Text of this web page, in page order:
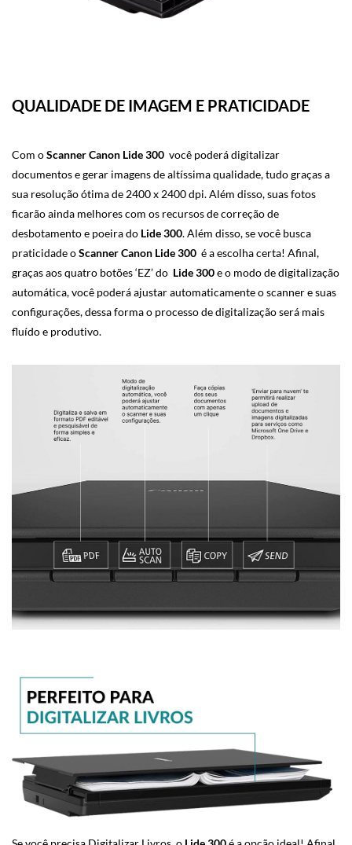
QUALIDADE DE IMAGEM E PRATICIDADE
Com oScanner Canon Lide 300 você poderá digitalizar
documentos e gerar imagens de altíssima qualidade, tudo graças a
sua resolução ótima de 2400 x 2400 dpi. Além disso, suas fotos
ficarão ainda melhores com os recursos de correção de
desbotamento e poeira do Lide 300. Além disso, se você busca
praticidade oScanner Canon Lide 300 é a escolha certa! Afinal,
graças aos quatro botões ‘EZ’ do Lide 300e o modo de digitalização
automática, você poderá ajustar automaticamente o scanner e suas
configurações, dessa forma o processo de digitalização será mais
fluído e produtivo.